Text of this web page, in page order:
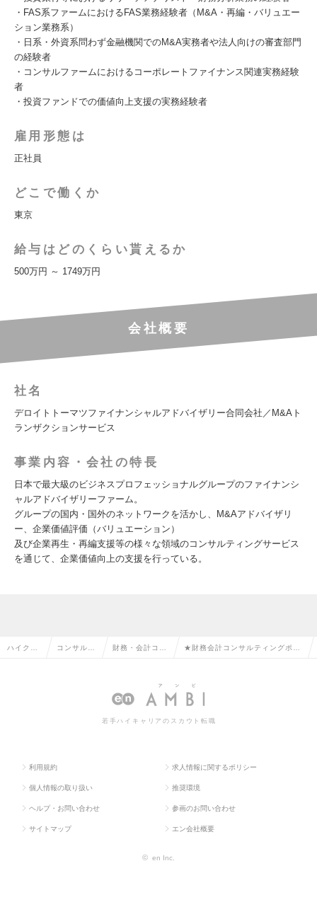
・FAS系ファームにおけるFAS業務経験者（M&A・再編・バリュエー
ション業務系）
・日系・外資系問わず金融機関でのM&A実務者や法人向けの審査部門
の経験者
・コンサルファームにおけるコーポレートファイナンス関連実務経験
者
・投資ファンドでの価値向上支援の実務経験者
雇用形態は
正社員
どこで働くか
東京
給与はどのくらい貰えるか
500万円 ～ 1749万円
会社概要
社名
デロイトトーマツファイナンシャルアドバイザリー合同会社／M&Aト
ランザクションサービス
事業内容・会社の特長
日本で最大級のビジネスプロフェッショナルグループのファイナンシ
ャルアドバイザリーファーム。
グループの国内・国外のネットワークを活かし、M&Aアドバイザリ
ー、企業価値評価（バリュエーション）
及び企業再生・再編支援等の様々な領域のコンサルティングサービス
を通じて、企業価値向上の支援を行っている。
ハイクラ コンサルタ 財務・会計コン
職
★財務会計コンサルティングポジ
情報
若手ハイキャリアのスカウト転職
利用規約 求人情報に関するポリシー
個人情報の取り扱い 推奨環境
ヘルプ・お問い合わせ 参画のお問い合わせ
サイトマップ エン会社概要
© en Inc.